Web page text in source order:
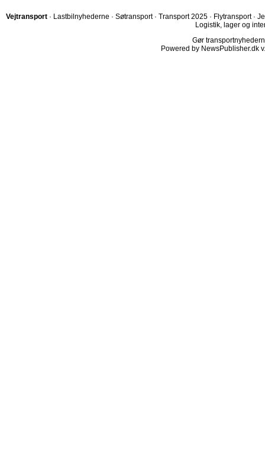
Vejtransport · Lastbilnyhederne · Søtransport · Transport 2025 · Flytransport ·
Logistik, lager og
Gør
Powered by NewsPublisher.dk